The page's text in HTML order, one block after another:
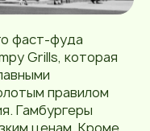
фаст-фуда
Grills, которая
правилом
Гамбургеры